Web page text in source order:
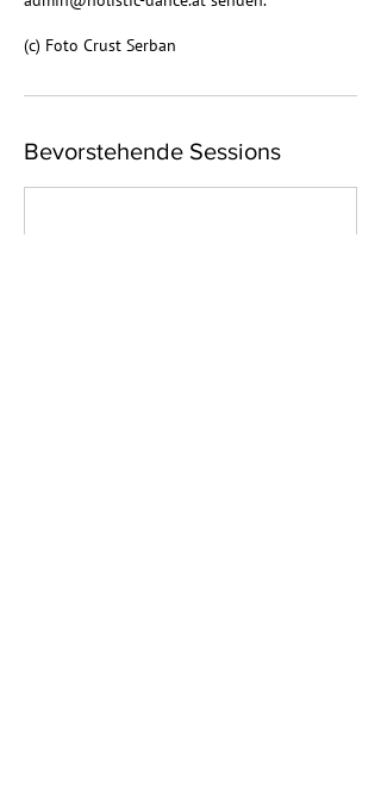
(c) Foto Crust Serban
Bevorstehende Sessions